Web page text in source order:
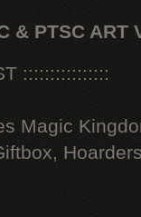
& PTSC ART
::::::::::::::::
Magic